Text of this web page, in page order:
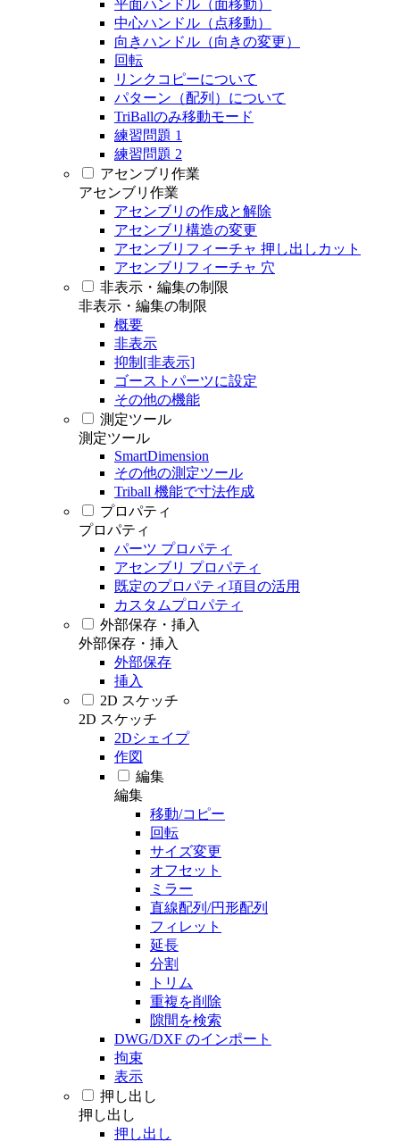
平面ハンドル（面移動）
中心ハンドル（点移動）
向きハンドル（向きの変更）
回転
リンクコピーについて
パターン（配列）について
TriBallのみ移動モード
練習問題 1
練習問題 2
アセンブリ作業
アセンブリ作業
アセンブリの作成と解除
アセンブリ構造の変更
アセンブリフィーチャ 押し出しカット
アセンブリフィーチャ 穴
非表示・編集の制限
非表示・編集の制限
概要
非表示
抑制[非表示]
ゴーストパーツに設定
その他の機能
測定ツール
測定ツール
SmartDimension
その他の測定ツール
Triball 機能で寸法作成
プロパティ
プロパティ
パーツ プロパティ
アセンブリ プロパティ
既定のプロパティ項目の活用
カスタムプロパティ
外部保存・挿入
外部保存・挿入
外部保存
挿入
2D スケッチ
2D スケッチ
2Dシェイプ
作図
編集
編集
移動/コピー
回転
サイズ変更
オフセット
ミラー
直線配列/円形配列
フィレット
延長
分割
トリム
重複を削除
隙間を検索
DWG/DXF のインポート
拘束
表示
押し出し
押し出し
押し出し